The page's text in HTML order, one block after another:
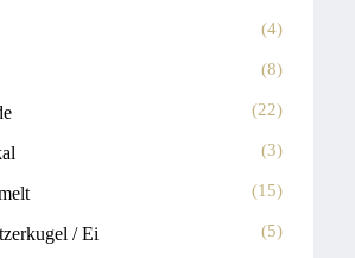
(4)
(8)
(22)
(3)
(15)
/ Ei (5)